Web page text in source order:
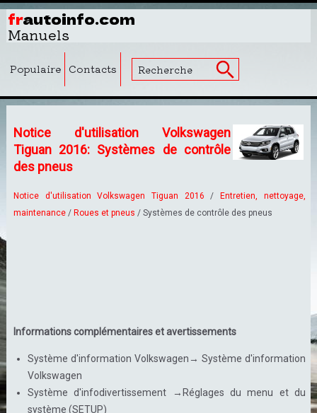
frautoinfo.com
Manuels
Populaire Contacts
Notice d'utilisation Volkswagen
Tiguan 2016: Systèmes de contrôle
des pneus
Notice d'utilisation Volkswagen Tiguan 2016 /
Entretien, nettoyage,
maintenance/ Roues et pneus / Systèmes de contrôle des pneus
Informations complémentaires et avertissements
Système d'information Volkswagen→ Système d'information
Volkswagen
Système d'infodivertissement →Réglages du menu et du
système (SETUP)